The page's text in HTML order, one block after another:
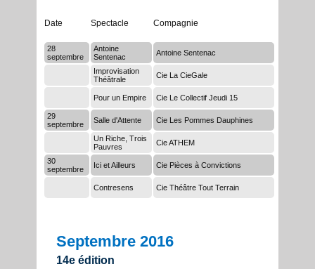
Date Spectacle Compagnie
28
septembre
Antoine
Sentenac
Antoine Sentenac
Improvisation
Théâtrale
Cie La CieGale
Pour un Empire Cie Le Collectif Jeudi 15
29
septembre
Salle d'Attente Cie Les Pommes Dauphines
Un Riche, Trois
Pauvres
Cie ATHEM
30
septembre
Ici et Ailleurs Cie Pièces à Convictions
Contresens Cie Théâtre Tout Terrain
Septembre 2016
14e édition